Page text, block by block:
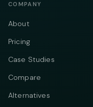
COMPANY
About
Pricing
Case Studies
Compare
Alternatives